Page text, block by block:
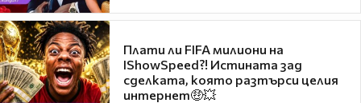
Плати ли FIFA милиони на
IShowSpeed?! Истината зад
сделката, която разтърси целия
интернет🤑💥